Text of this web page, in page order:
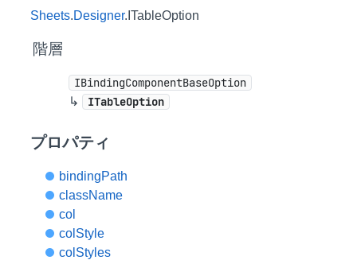
Sheets.Designer.ITableOption
階層
IBindingComponentBaseOption
↳ ITableOption
プロパティ
bindingPath
className
col
colStyle
colStyles